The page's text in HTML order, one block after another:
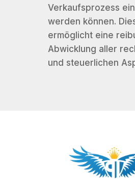
Verkaufsprozess
werden können.
ermöglicht eine
Abwicklung aller
und steuerlichen